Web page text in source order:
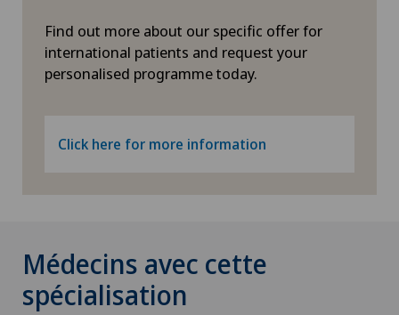
Find out more about our specific offer for
international patients and request your
personalised programme today.
Click here for more information
Médecins avec cette
spécialisation